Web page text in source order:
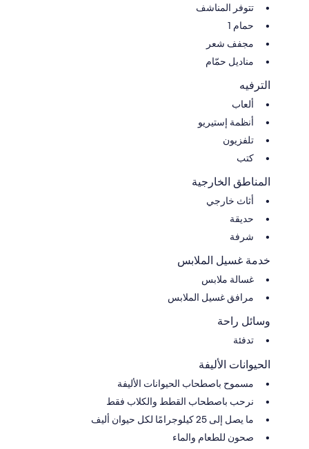
تتوفر المناشف
حمام 1
مجفف شعر
مناديل حمّام
الترفيه
ألعاب
أنظمة إستيريو
تلفزيون
كتب
المناطق الخارجية
أثاث خارجي
حديقة
شرفة
خدمة غسيل الملابس
غسالة ملابس
مرافق غسيل الملابس
وسائل راحة
تدفئة
الحيوانات الأليفة
مسموح باصطحاب الحيوانات الأليفة
نرحب باصطحاب القطط والكلاب فقط
ما يصل إلى 25 كيلوجرامًا لكل حيوان أليف
صحون للطعام والماء